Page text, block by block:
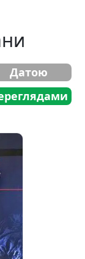
Датою